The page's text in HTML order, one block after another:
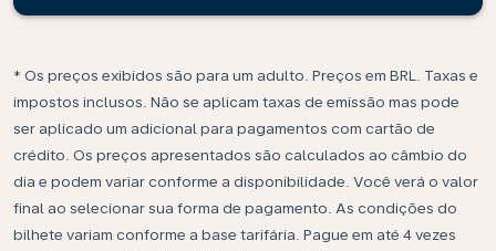
* Os preços exibidos são para um adulto. Preços em BRL. Taxas e
impostos inclusos. Não se aplicam taxas de emissão mas pode
ser aplicado um adicional para pagamentos com cartão de
crédito. Os preços apresentados são calculados ao câmbio do
dia e podem variar conforme a disponibilidade. Você verá o valor
final ao selecionar sua forma de pagamento. As condições do
bilhete variam conforme a base tarifária. Pague em até 4 vezes